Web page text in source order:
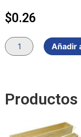
$0.26
Añadir